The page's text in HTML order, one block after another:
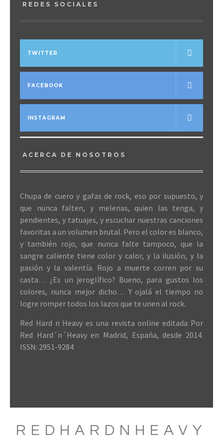
REDES SOCIALES
TWITTER
FACEBOOK
INSTAGRAM
ACERCA DE NOSOTROS
Chupa de cuero y gafas de rock, eso por supuesto, y
que nunca falten, y melenas, quien las tenga, y
pendientes, y tatuajes, y escuchar nuestras canciones
favoritas a un volumen brutal. Pero el color es blanco,
y también rojo, que nunca falte tampoco, que la
sangre caliente tiene color y calor, y la ilusión, y la
pasión y la valentía. Rojo a muerte corren por su
casta… ¿Es un jeroglífico? Bueno, para gustos los
colores, nunca mejor dicho… Y ojalá el tiempo no
logre romper todos los lazos que te unen al rock.
Red Hard n Heavy es una revista online editada Por
Red Hard´n´Heavy en Madrid, España, desde 2014.
ISSN: 2951-9284
REDHARDNHEAVY